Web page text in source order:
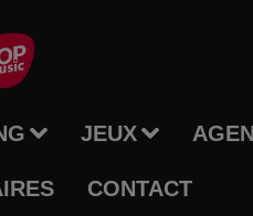
JEUX
CONTACT